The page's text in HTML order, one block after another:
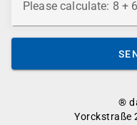
®
Yorckstraße
Please calculate: 8 +